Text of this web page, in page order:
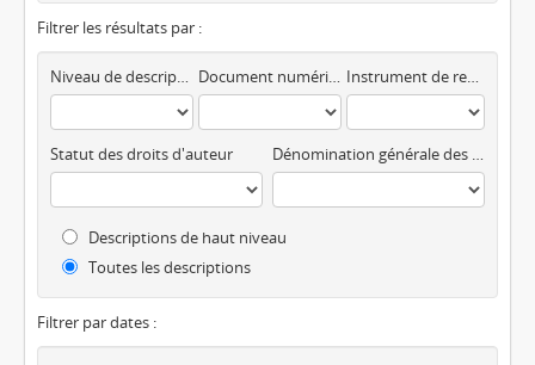
Filtrer les résultats par :
Niveau de description Document numérique disponible Instrument de recherche
Statut des droits d'auteur Dénomination générale des documents
Descriptions de haut niveau
Toutes les descriptions
Filtrer par dates :